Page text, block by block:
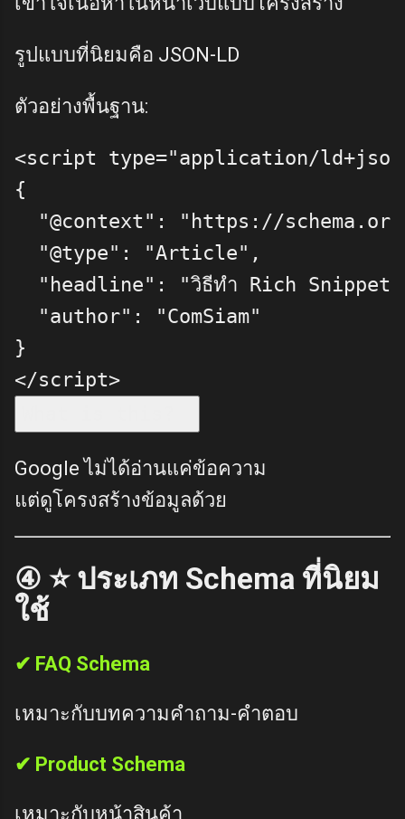
รูปแบบที่นิยมคือ JSON-LD
ตัวอย่างพื้นฐาน:
<script type="application/
{
"@context" :
"https://
"@type" : "Article" ,
"headline" :
"วิธีทำ Rich Snippet
"author" :
"ComSiam"
}
</script>
Google ไม่ได้อ่านแค่ข้อความ
แต่ดูโครงสร้างข้อมูลด้วย
④ ⭐ ประเภท Schema ที่นิยม
ใช้
✔ FAQ Schema
เหมาะกับบทความคำถาม-คำตอบ
✔ Product Schema
เหมาะกับหน้าสินค้า